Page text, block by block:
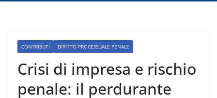
CONTRIBUTI DIRITTO PROCESSUALE PENALE
Crisi di impresa e rischio
penale: il perdurante